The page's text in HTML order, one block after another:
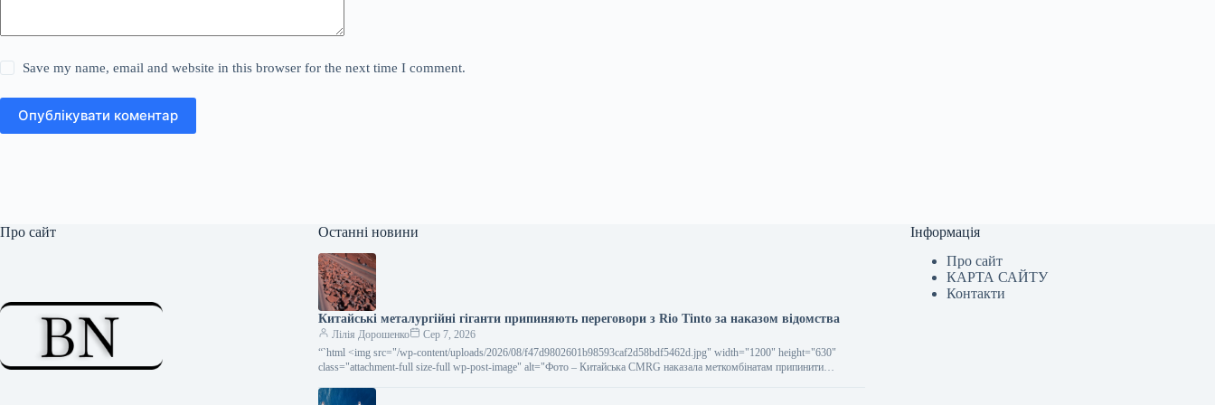
Save my name, email and website in this browser for the next time I comment.
Опублікувати коментар
Про сайт Останні новини
Китайські металургійні гіганти припиняють переговори з Rio Tinto за наказом відомства
Лілія Дорошенко
Сер 7, 2026
“`html <img src="/wp-content/uploads/2026/08/f47d9802601b98593caf2d58bdf5462d.jpg" width="1200" height="630"
class="attachment-full size-full wp-post-image" alt="Фото – Китайська CMRG наказала меткомбінатам припинити
Інформація
Про сайт
КАРТА САЙТУ
Контакти